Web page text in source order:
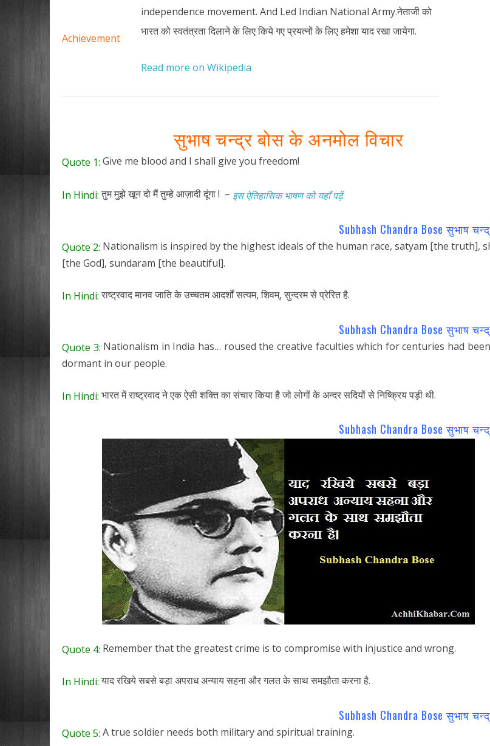
Achievement
independence movement. And Led Indian National Army.नेताजी को
भारत को स्वतंत्रता दिलाने के लिए किये गए प्रयत्नों के लिए हमेशा याद रखा जायेगा.
Read more on Wikipedia
सुभाष चन्द्र बोस के अनमोल विचार
Quote 1: Give me blood and I shall give you freedom!
In Hindi:तुम मुझे खून दो मैं तुम्हे आज़ादी दूंगा ! – इस ऐतिहासिक भाषण को यहाँ पढ़ें
Subhash Chandra Bose सुभाष
Quote 2: Nationalism is inspired by the highest ideals of the human race, satyam [the truth],
[the God], sundaram [the beautiful].
In Hindi:राष्ट्रवाद मानव जाति के उच्चतम आदर्शों सत्यम, शिवम्, सुन्दरम से प्रेरित है.
Subhash Chandra Bose सुभाष
Quote 3: Nationalism in India has… roused the creative faculties which for centuries had
dormant in our people.
In Hindi: भारत में राष्ट्रवाद ने एक ऐसी शक्ति का संचार किया है जो लोगों के अन्दर सदियों से निष्क्रिय पड़ी थी.
Subhash Chandra Bose सुभाष
Quote 4: Remember that the greatest crime is to compromise with injustice and wrong.
In Hindi:याद रखिये सबसे बड़ा अपराध अन्याय सहना और गलत के साथ समझौता करना है.
Subhash Chandra Bose सुभाष
Quote 5: A true soldier needs both military and spiritual training.